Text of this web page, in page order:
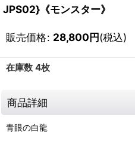
JPS02}《モンスター》
販売価格: 28,800円(税込)
在庫数 4枚
商品詳細
青眼の白龍